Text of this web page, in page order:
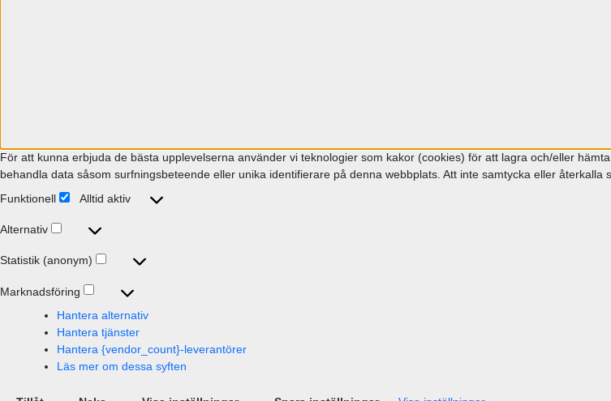
För att kunna erbjuda de bästa upplevelserna använder vi teknologier som kakor (cookies) för att lagra och/eller
behandla data såsom surfningsbeteende eller unika identifierare på denna webbplats. Att inte samtycka eller återkalla
Funktionell
Alltid aktiv
Alternativ
Statistik (anonym)
(anonym)
Marknadsföring
Hantera alternativ
Hantera tjänster
Hantera {vendor_count}-leverantörer
Läs mer om dessa syften